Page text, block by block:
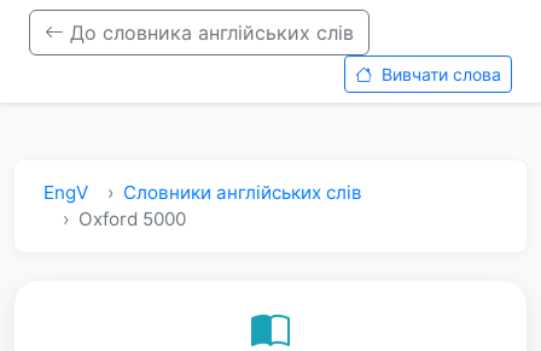
До словника англійських слів
Вивчати слова
EngV
Словники англійських слів
Oxford 5000